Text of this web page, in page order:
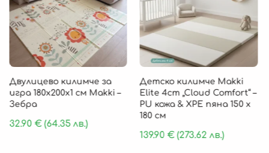
Двулицево килимче за
игра 180х200х1 см Makki –
Зебра
32.90 €(64.35 лв.)
Детско килимче Makki
Elite 4cm „Cloud Comfort“ –
PU кожа & XPE пяна 150 х
180 см
139.90€(273.62 лв.)